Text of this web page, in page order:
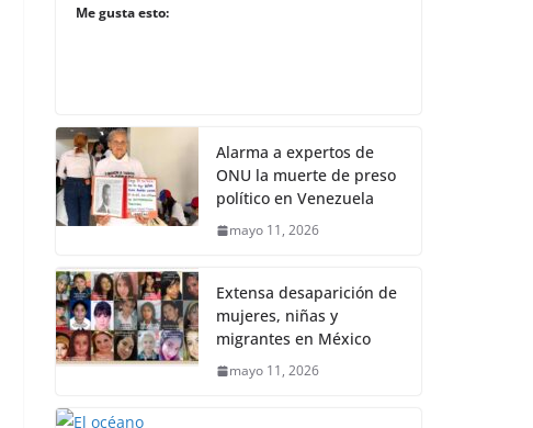
Me gusta esto:
Alarma a expertos de
ONU la muerte de preso
político en Venezuela
mayo 11, 2026
Extensa desaparición de
mujeres, niñas y
migrantes en México
mayo 11, 2026